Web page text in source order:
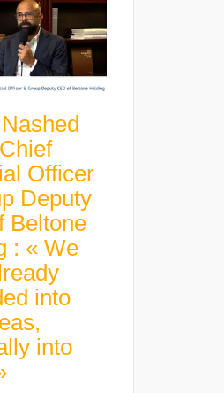
Officer
Deputy
Beltone
: « We
into
into